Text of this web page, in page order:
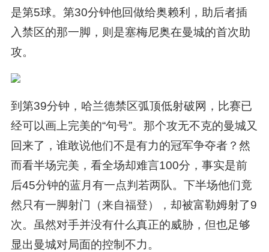
是第5球。第30分钟他回做给奥赖利，助后者插
入禁区的那一脚，则是塞梅尼奥在曼城的首次助
攻。
到第39分钟，哈兰德禁区弧顶低射破网，比赛已
经可以画上完美的“句号”。那个攻无不克的曼城又
回来了，谁敢说他们不是有力的冠军争夺者？然
而看半场完美，看全场却难言100分，事实是前
后45分钟的蓝月有一点判若两队。下半场他们竟
然只有一脚射门（来自福登），却被富勒姆射了9
次。虽然对手并没有什么真正的威胁，但也足够
显出曼城对局面的控制不力。